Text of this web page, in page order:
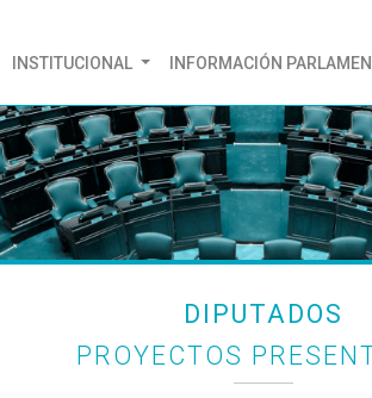
(CURRENT)
INSTITUCIONAL INFORMACIÓN
DIPUTADOS
PROYECTOS